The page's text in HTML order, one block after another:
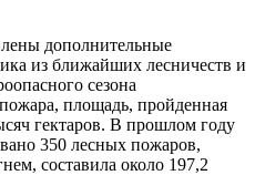
дополнительные
из ближайших лесничеств и
сезона
площадь, пройденная
гектаров. В прошлом году
350 лесных пожаров,
составила около 197,2